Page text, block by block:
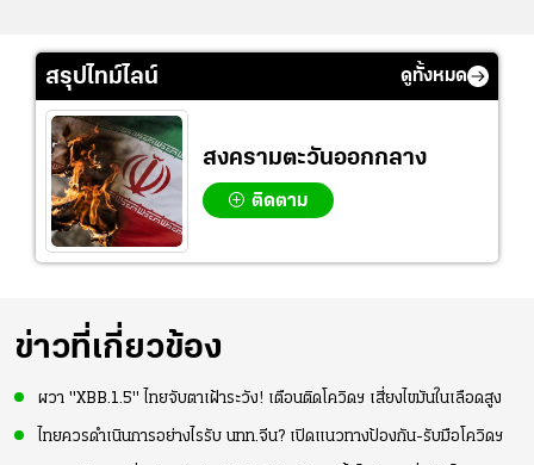
สรุปไทม์ไลน์ ดูทั้งหมด
สงครามตะวันออกกลาง
ติดตาม
ข่าวที่เกี่ยวข้อง
ผวา "XBB.1.5" ไทยจับตาเฝ้าระวัง! เตือนติดโควิดฯ เสี่ยงไขมันในเลือดสูง
ไทยควรดำเนินการอย่างไรรับ นทท.จีน? เปิดแนวทางป้องกัน-รับมือโควิดฯ